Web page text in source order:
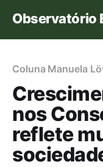
Observatório
Coluna Manuela
nos
reflete